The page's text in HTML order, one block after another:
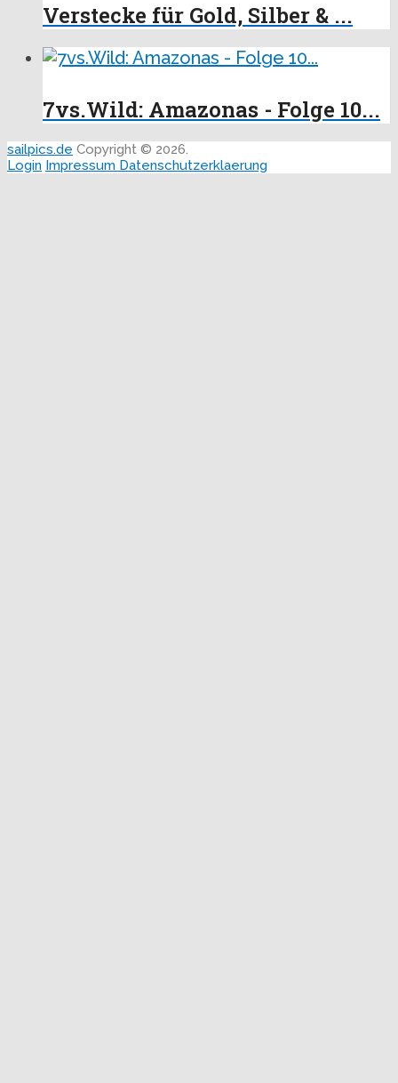
Verstecke für Gold, Silber & ...
7vs.Wild: Amazonas - Folge 10...
sailpics.de Copyright © 2026.
Login Impressum Datenschutzerklaerung